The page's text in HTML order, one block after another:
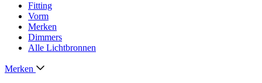
Fitting
Vorm
Merken
Dimmers
Alle Lichtbronnen
Merken